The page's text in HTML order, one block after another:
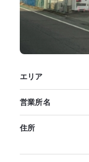
エリア
営業所名
住所